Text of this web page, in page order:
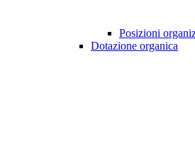
Posizioni
Dotazione organica